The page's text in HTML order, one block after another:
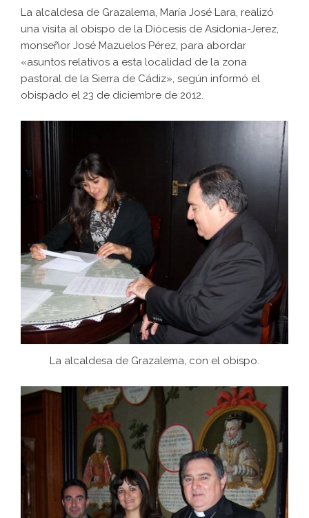
La alcaldesa de Grazalema, María José Lara, realizó
una visita al obispo de la Diócesis de Asidonia-Jerez,
monseñor José Mazuelos Pérez, para abordar
«asuntos relativos a esta localidad de la zona
pastoral de la Sierra de Cádiz», según informó el
obispado el 23 de diciembre de 2012.
La alcaldesa de Grazalema, con el obispo.